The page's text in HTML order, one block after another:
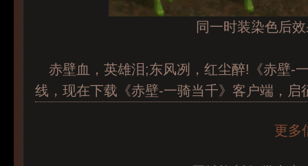
同一时装染色后
赤壁血，英雄泪;东风冽，红尘醉!《赤壁-
线，现在下载《赤壁-一骑当千》客户端，启
更多